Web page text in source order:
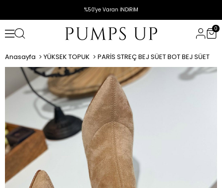
%50'ye Varan İNDİRİM
0
Anasayfa YÜKSEK TOPUK PARİS STREÇ BEJ SÜET BOT BEJ SÜET